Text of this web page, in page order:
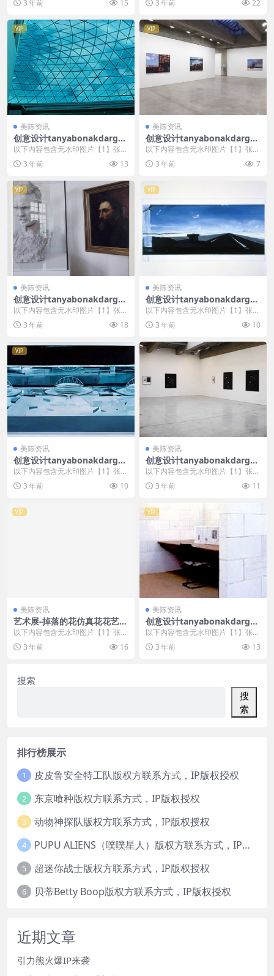
员 3 年前 15
员 3 年前 22
VIP
美陈资讯
创意设计tanyabonakdargall
ery美陈创意 (1501)
以下内容包含无水印图片【1】张
，开通会员无障碍浏览 开通VIP会
员 3 年前 13
VIP
美陈资讯
创意设计tanyabonakdargall
ery美陈创意 (2231)
以下内容包含无水印图片【1】张
，开通会员无障碍浏览 开通VIP会
员 3 年前 7
VIP
美陈资讯
创意设计tanyabonakdargall
ery美陈创意 (2892)
以下内容包含无水印图片【1】张
，开通会员无障碍浏览 开通VIP会
员 3 年前 18
VIP
美陈资讯
创意设计tanyabonakdargall
ery美陈创意 (2393)
以下内容包含无水印图片【1】张
，开通会员无障碍浏览 开通VIP会
员 3 年前 10
VIP
美陈资讯
创意设计tanyabonakdargall
ery美陈创意 (5)
以下内容包含无水印图片【1】张
，开通会员无障碍浏览 开通VIP会
员 3 年前 10
美陈资讯
创意设计tanyabonakdargall
ery美陈创意 (1879)
以下内容包含无水印图片【1】张
，开通会员无障碍浏览 开通VIP会
员 3 年前 11
VIP
美陈资讯
艺术展-掉落的花仿真花花艺
(5)株洲市美程网
以下内容包含无水印图片【1】张
，开通会员无障碍浏览 开通VIP会
员 3 年前 16
VIP
美陈资讯
创意设计tanyabonakdargall
ery美陈创意 (2128)
以下内容包含无水印图片【1】张
，开通会员无障碍浏览 开通VIP会
员 3 年前 13
搜索
搜
索
排行榜展示
1 皮皮鲁安全特工队版权方联系方式，IP版权授权
2 东京喰种版权方联系方式，IP版权授权
3 动物神探队版权方联系方式，IP版权授权
4 PUPU ALIENS（噗噗星人）版权方联系方式，IP版权授权
5 超迷你战士版权方联系方式，IP版权授权
6 贝蒂Betty Boop版权方联系方式，IP版权授权
近期文章
引力熊火爆IP来袭